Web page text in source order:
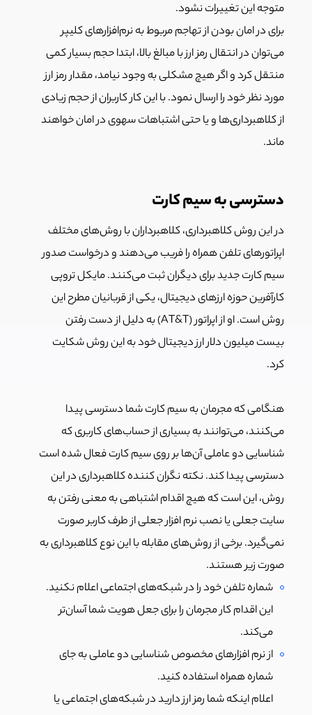
متوجه این تغییرات نشود.
برای در امان بودن از تهاجم مربوط به نرم‌افزارهای کلیپر
می‌توان در انتقال رمز ارز با مبالغ بالا، ابتدا حجم بسیار کمی
منتقل کرد و اگر هیچ مشکلی به وجود نیامد، مقدار رمز ارز
مورد نظر خود را ارسال نمود. با این کار کاربران از حجم زیادی
از کلاهبرداری‌ها و یا حتی اشتباهات سهوی در امان خواهند
ماند.
دسترسی به سیم کارت
در این روش کلاهبرداری، کلاهبرداران با روش‌های مختلف
اپراتورهای تلفن همراه را فریب می‌دهند و درخواست صدور
سیم کارت جدید برای دیگران ثبت می‌کنند. مایکل تروپی
کارآفرین حوزه ارزهای دیجیتال، یکی از قربانیان مطرح این
روش است. او از اپراتور (AT&T) به دلیل از دست رفتن
بیست میلیون دلار ارز دیجیتال خود به این روش شکایت
کرد.
هنگامی که مجرمان به سیم کارت شما دسترسی پیدا
می‌کنند، می‌توانند به بسیاری از حساب‌های کاربری که
شناسایی دو عاملی آن‌ها بر روی سیم کارت فعال شده است
دسترسی پیدا کند. نکته‌ نگران کننده کلاهبرداری در این
روش، این است که هیچ اقدام اشتباهی به معنی رفتن به
سایت جعلی یا نصب نرم افزار جعلی از طرف کاربر صورت
نمی‌گیرد. برخی از روش‌های مقابله با این نوع کلاهبرداری به
صورت زیر هستند.
شماره تلفن خود را در شبکه‌های اجتماعی اعلام نکنید.
این اقدام کار مجرمان را برای جعل هویت شما آسان‌تر
می‌کند.
از نرم افزارهای مخصوص شناسایی دو عاملی به جای
شماره همراه استفاده کنید.
اعلام اینکه شما رمز ارز دارید در شبکه‌های اجتماعی یا